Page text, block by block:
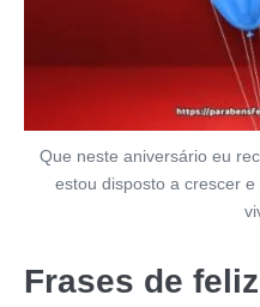
Que neste aniversário eu
estou disposto a crescer
Frases de